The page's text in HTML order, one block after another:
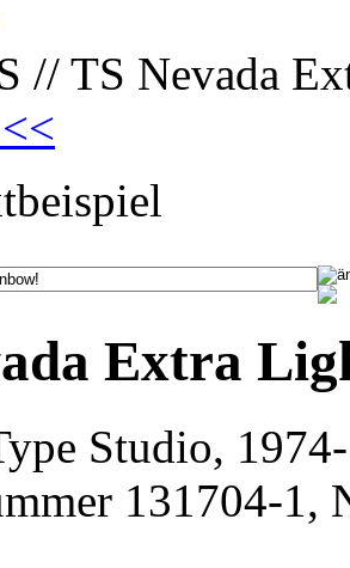
// TS Nevada
Extra
Studio,
131704-1,